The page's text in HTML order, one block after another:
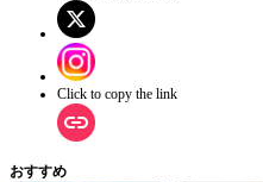
Click to copy the link
おすすめ